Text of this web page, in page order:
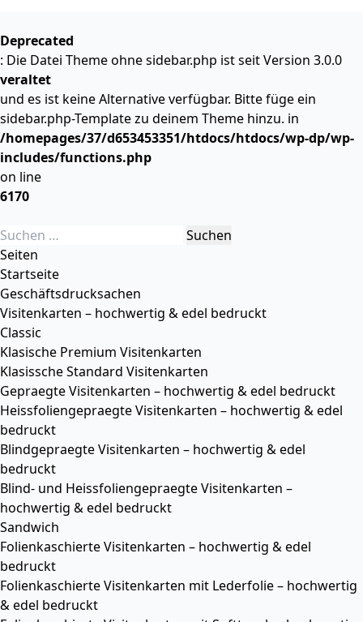
Deprecated
: Die Datei Theme ohne sidebar.php ist seit Version 3.0.0
veraltet
und es ist keine Alternative verfügbar. Bitte füge ein
sidebar.php-Template zu deinem Theme hinzu. in
/homepages/37/d653453351/htdocs/htdocs/wp-dp/wp-
includes/functions.php
on line
6170
Suchen
nach:
Seiten
Startseite
Geschäftsdrucksachen
Visitenkarten – hochwertig & edel bedruckt
Classic
Klasische Premium Visitenkarten
Klasissche Standard Visitenkarten
Gepraegte Visitenkarten – hochwertig & edel bedruckt
Heissfoliengepraegte Visitenkarten – hochwertig & edel
bedruckt
Blindgepraegte Visitenkarten – hochwertig & edel
bedruckt
Blind- und Heissfoliengepraegte Visitenkarten –
hochwertig & edel bedruckt
Sandwich
Folienkaschierte Visitenkarten – hochwertig & edel
bedruckt
Folienkaschierte Visitenkarten mit Lederfolie – hochwertig
& edel bedruckt